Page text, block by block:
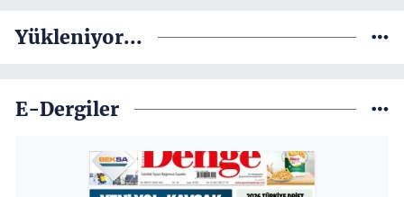
Yükleniyor...
E-Dergiler